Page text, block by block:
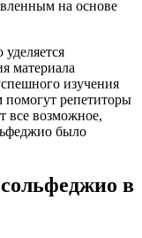
на основе
материала
изучения
помогут репетиторы
все возможное,
было
в